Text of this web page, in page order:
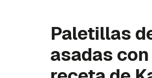
Paletillas
asadas